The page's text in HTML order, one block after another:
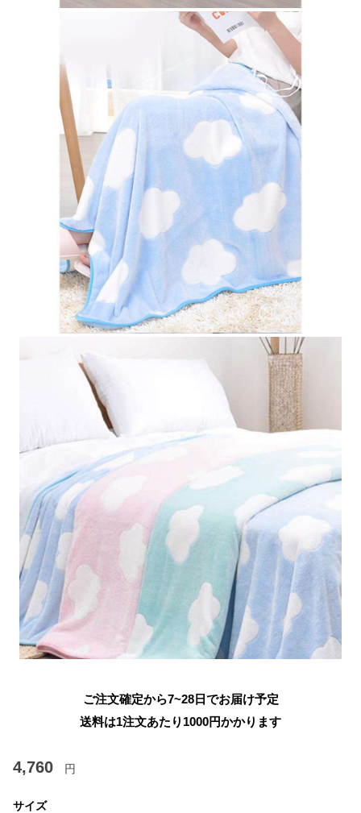
ご注文確定から7~28日でお届け予定
送料は1注文あたり 1000円かかります
4,760 円
サイズ